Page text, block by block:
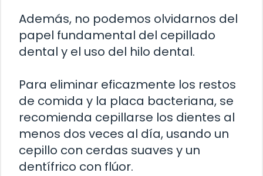
Además, no podemos olvidarnos del
papel fundamental del cepillado
dental y el uso del hilo dental.
Para eliminar eficazmente los restos
de comida y la placa bacteriana, se
recomienda cepillarse los dientes al
menos dos veces al día, usando un
cepillo con cerdas suaves y un
dentífrico con flúor.